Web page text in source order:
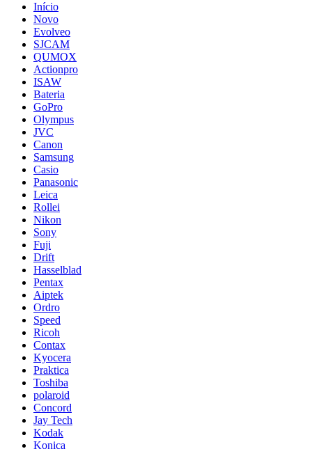
Início
Novo
Evolveo
SJCAM
QUMOX
Actionpro
ISAW
Bateria
GoPro
Olympus
JVC
Canon
Samsung
Casio
Panasonic
Leica
Rollei
Nikon
Sony
Fuji
Drift
Hasselblad
Pentax
Aiptek
Ordro
Speed
Ricoh
Contax
Kyocera
Praktica
Toshiba
polaroid
Concord
Jay Tech
Kodak
Konica